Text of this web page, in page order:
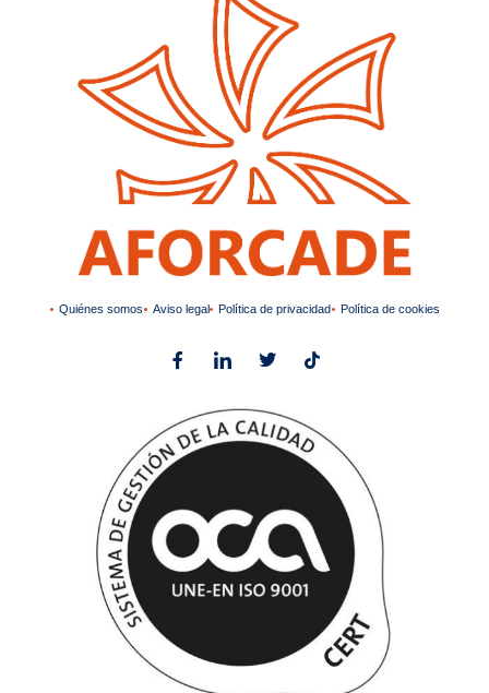
Quiénes somos Aviso legal Política de privacidad Política de cookies